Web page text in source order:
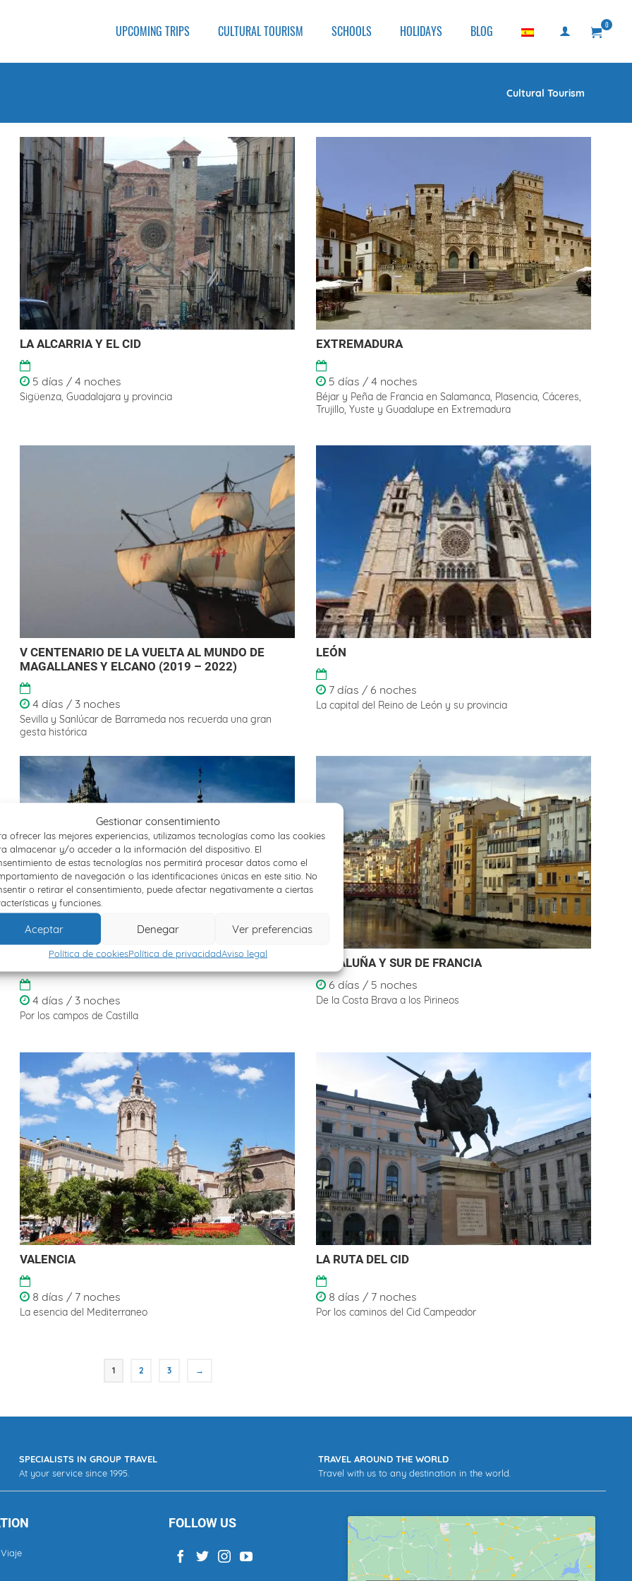
Gestionar consentimiento
ofrecer las mejores experiencias, utilizamos tecnologías como las cookies
almacenar y/o acceder a la información del dispositivo. El
de estas tecnologías nos permitirá procesar datos como el
de navegación o las identificaciones únicas en este sitio. No
o retirar el consentimiento, puede afectar negativamente a ciertas
y funciones.
Aceptar Denegar Ver preferencias
Política de cookiesPolítica de privacidadAviso legal
UPCOMING TRIPS CULTURAL TOURISM SCHOOLS HOLIDAYS BLOG 0
Cultural Tourism
LA ALCARRIA Y EL CID
5 días / 4 noches
Sigüenza, Guadalajara y provincia
EXTREMADURA
5 días / 4 noches
Béjar y Peña de Francia en Salamanca, Plasencia, Cáceres,
Trujillo, Yuste y Guadalupe en Extremadura
V CENTENARIO DE LA VUELTA AL MUNDO DE
MAGALLANES Y ELCANO (2019 – 2022)
4 días / 3 noches
Sevilla y Sanlúcar de Barrameda nos recuerda una gran
gesta histórica
LEÓN
7 días / 6 noches
La capital del Reino de León y su provincia
SORIA
4 días / 3 noches
Por los campos de Castilla
CATALUÑA Y SUR DE FRANCIA
6 días / 5 noches
De la Costa Brava a los Pirineos
VALENCIA
8 días / 7 noches
La esencia del Mediterraneo
LA RUTA DEL CID
8 días / 7 noches
Por los caminos del Cid Campeador
1 2 3 →
SPECIALISTS IN GROUP TRAVEL
At your service since 1995.
TRAVEL AROUND THE WORLD
Travel with us to any destination in the world.
FOLLOW US